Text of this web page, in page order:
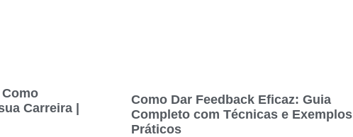
Carreira |
Como Dar Feedback Eficaz: Guia
Completo com Técnicas e Exemplos
Práticos